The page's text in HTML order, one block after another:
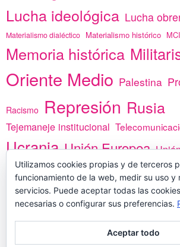
Lucha ideológica Lucha
Materialismo dialéctico Materialismo histórico MCI
Memoria histórica
Oriente Medio Palestina
Racismo Represión Rusia
Tejemaneje institucional
Ucrania Unión Europea
vacunas Yemen África
PREGÚNTANOS
Utilizamos cookies propias y de terceros
funcionamiento de la web, medir su uso y
servicios. Puede aceptar todas las
necesarias o configurar sus preferencias.
Aceptar todo